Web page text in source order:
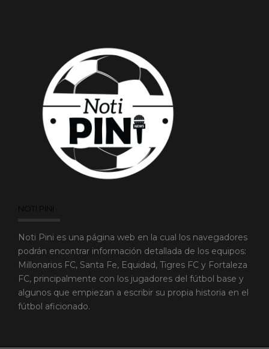
NOTI PINI
Noti Pini es una página web en la cual los navegadores
podrán encontrar información detallada de los equipos:
Millonarios FC, Santa Fe, Equidad, Tigres FC y Fortaleza
FC, principalmente con los jugadores del fútbol base y
algunos que empiezan a escribir su propia historia en el
fútbol aficionado.